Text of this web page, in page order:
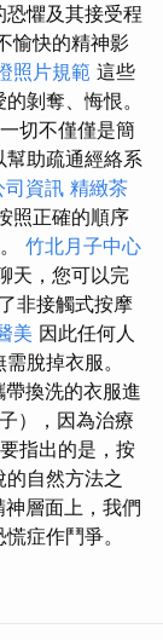
懼及其接受程
愉快的精神影
照片規範 這些
剝奪、悔恨。
切不僅僅是簡
幫助疏通經絡系
司資訊 精緻茶
照正確的順序
竹北月子中心
天，您可以完
非接觸式按摩
美 因此任何人
脫掉衣服。
帶換洗的衣服進
），因為治療
指出的是，按
自然方法之
神層面上，我們
症作鬥爭。